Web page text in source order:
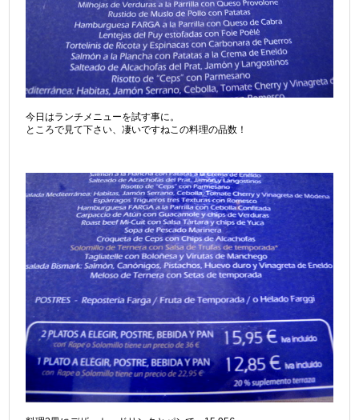
今日はランチメニューを試す事に。
ところで見て下さい、凄いですねこの料理の品数！